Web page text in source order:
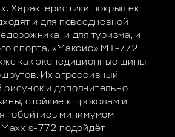
Характеристики покрышек
и для повседневной
и для туризма, и
спорта. «Максис» МТ-772
как экспедиционные шины
Их агрессивный
и дополнительно
стойкие к проколам и
обойтись минимумом
772 подойдёт